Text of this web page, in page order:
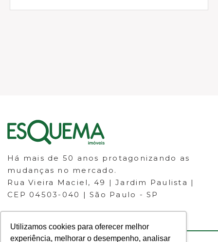
Utilizamos cookies para oferecer melhor
experiência, melhorar o desempenho, analisar
Há mais de 50 anos protagonizando as
mudanças no mercado.
Rua Vieira Maciel, 49 | Jardim Paulista |
CEP 04503-040 | São Paulo - SP